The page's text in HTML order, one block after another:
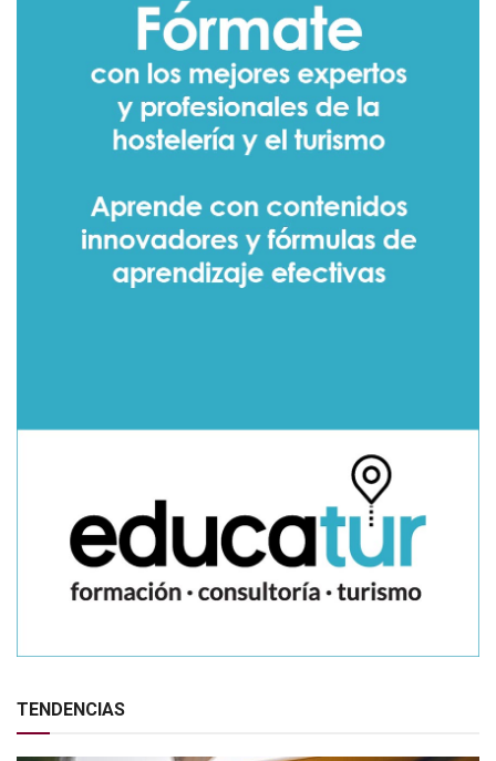
TENDENCIAS